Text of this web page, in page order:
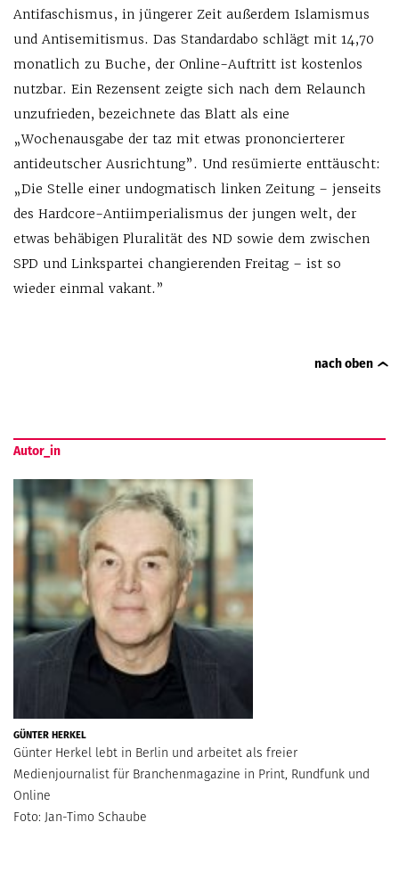
Antifaschismus, in jüngerer Zeit außerdem Islamismus
und Antisemitismus. Das Standardabo schlägt mit 14,70
monatlich zu Buche, der Online-Auftritt ist kostenlos
nutzbar. Ein Rezensent zeigte sich nach dem Relaunch
unzufrieden, bezeichnete das Blatt als eine
„Wochenausgabe der taz mit etwas prononcierterer
antideutscher Ausrichtung”. Und resümierte enttäuscht:
„Die Stelle einer undogmatisch linken Zeitung – jenseits
des Hardcore-Antiimperialismus der jungen welt, der
etwas behäbigen Pluralität des ND sowie dem zwischen
SPD und Linkspartei changierenden Freitag – ist so
wieder einmal vakant.”
nach oben
Autor_in
GÜNTER HERKEL
Günter Herkel lebt in Berlin und arbeitet als freier
Medienjournalist für Branchenmagazine in Print, Rundfunk und
Online
Foto: Jan-Timo Schaube